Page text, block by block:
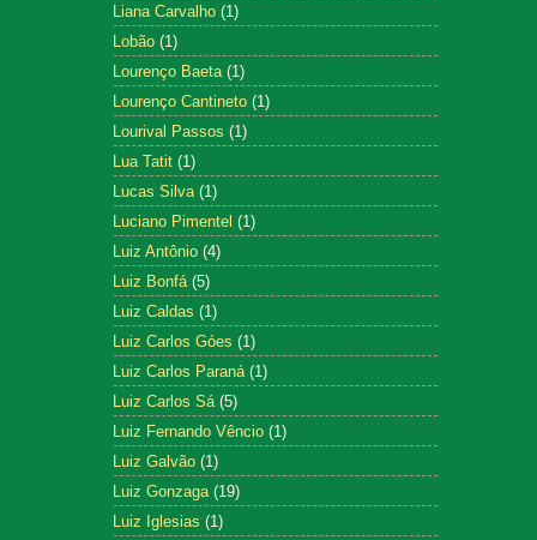
Liana Carvalho (1)
Lobão (1)
Lourenço Baeta (1)
Lourenço Cantineto (1)
Lourival Passos (1)
Lua Tatit (1)
Lucas Silva (1)
Luciano Pimentel (1)
Luiz Antônio (4)
Luiz Bonfá (5)
Luiz Caldas (1)
Luiz Carlos Góes (1)
Luiz Carlos Paraná (1)
Luiz Carlos Sá (5)
Luiz Fernando Vêncio (1)
Luiz Galvão (1)
Luiz Gonzaga (19)
Luiz Iglesias (1)